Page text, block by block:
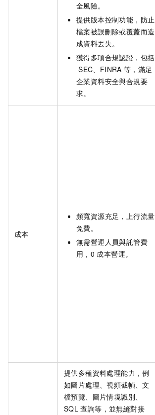
全風險。
提供版本控制功能，防止
檔案被誤刪除或覆蓋而造
成資料丟失。
獲得多項合規認證，包括
SEC、FINRA 等，滿足
企業資料安全與合規要
求。
成本
頻寬資源充足，上行流量
免費。
無需營運人員與託管費
用，0 成本營運。
提供多種資料處理能力，例
如圖片處理、視頻截幀、文
檔預覽、圖片情境識別、
SQL 查詢等，並無縫對接